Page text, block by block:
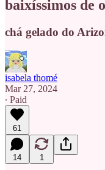
baixíssimos de
chá gelado do
isabela thomé
Mar 27, 2024
∙ Paid
61
14 1